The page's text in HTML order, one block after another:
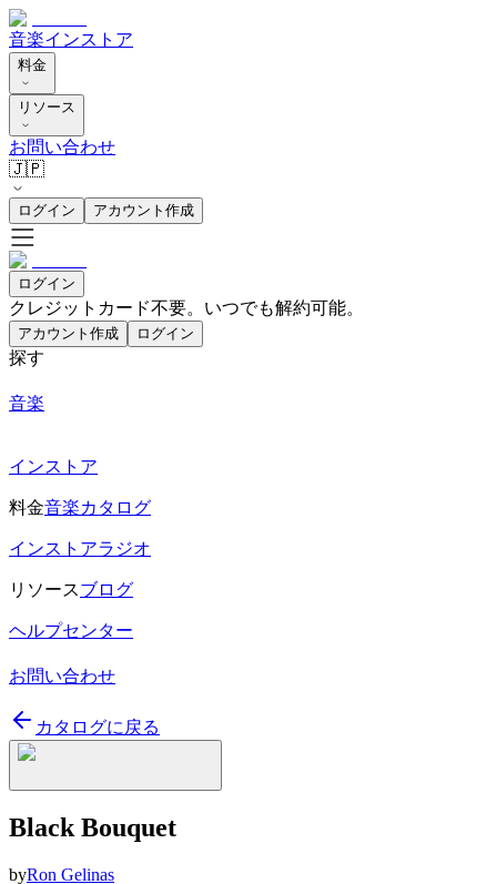
音楽インストア
料金
リソース
お問い合わせ
🇯🇵
ログイン アカウント作成
ログイン
クレジットカード不要。いつでも解約可能。
アカウント作成 ログイン
探す
音楽
インストア
料金音楽カタログ
インストアラジオ
リソースブログ
ヘルプセンター
お問い合わせ
カタログに戻る
Black Bouquet
byRon Gelinas